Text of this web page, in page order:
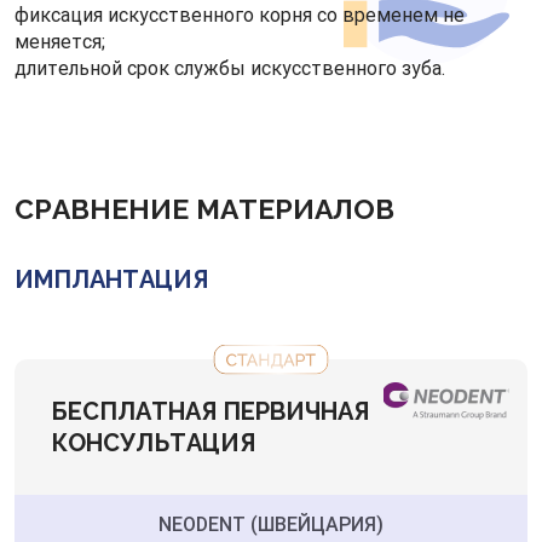
надрезается кость и устанавливается имплантат. Он
способствует уплотнению и увеличению объема
костной ткани.
фиксация искусственного корня со временем не
меняется;
длительной срок службы искусственного зуба.
СРАВНЕНИЕ МАТЕРИАЛОВ
ИМПЛАНТАЦИЯ
БЕСПЛАТНАЯ ПЕРВИЧНАЯ
КОНСУЛЬТАЦИЯ
NEODENT (ШВЕЙЦАРИЯ)